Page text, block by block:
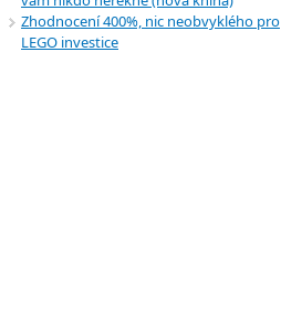
Zhodnocení 400%, nic neobvyklého pro
LEGO investice